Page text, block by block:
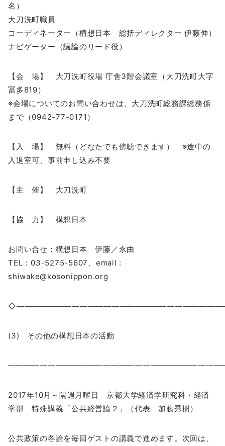
名）
大刀洗町職員
コーディネーター（構想日本 総括ディレクター 伊藤伸）
ナビゲーター（議論のリード役）
【会 場】 大刀洗町役場 庁舎3階会議室（大刀洗町大字
冨多819）
※会場についてのお問い合わせは、大刀洗町総務課総務係
まで（0942-77-0171）
【入 場】 無料（どなたでも傍聴できます） ※途中の
入退室可、事前申し込み不要
【主 催】 大刀洗町
【協 力】 構想日本
お問い合せ：構想日本 伊藤／永由
TEL：03-5275-5607、email :
shiwake@kosonippon.org
(3) その他の構想日本の活動
2017年10月～隔週月曜日 京都大学経済学研究科・経済
学部 特殊講義「公共経営論２」（代表 加藤秀樹）
公共政策の各論を毎回ゲストの講義で進めます。次回は、